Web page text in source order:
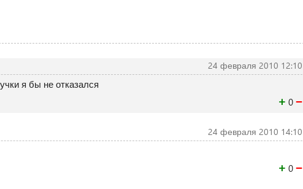
24 февраля 2010 12:10
я бы не отказался
+ 0 −
24 февраля 2010 14:10
+ 0 −